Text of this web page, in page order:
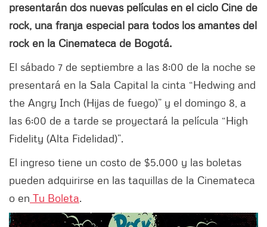
presentarán dos nuevas películas en el ciclo Cine de
rock, una franja especial para todos los amantes del
rock en la Cinemateca de Bogotá.
El sábado 7 de septiembre a las 8:00 de la noche se
presentará en la Sala Capital la cinta “Hedwing and
the Angry Inch (Hijas de fuego)” y el domingo 8, a
las 6:00 de a tarde se proyectará la película “High
Fidelity (Alta Fidelidad)”.
El ingreso tiene un costo de $5.000 y las boletas
pueden adquirirse en las taquillas de la Cinemateca
o en Tu Boleta.